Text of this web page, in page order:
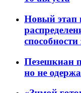
Новый этап
Пезешкиан
но не